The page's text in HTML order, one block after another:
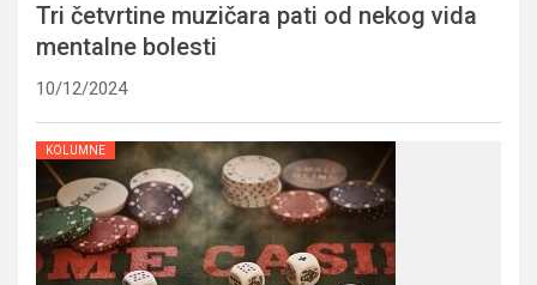
Tri četvrtine muzičara pati od nekog vida
mentalne bolesti
10/12/2024
KOLUMNE